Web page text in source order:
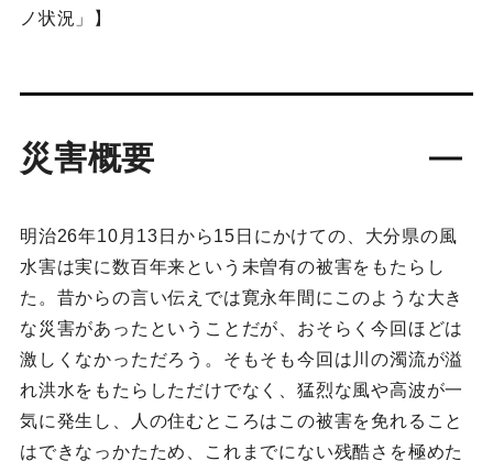
ノ状況」】
災害概要
明治26年10月13日から15日にかけての、大分県の風
水害は実に数百年来という未曽有の被害をもたらし
た。昔からの言い伝えでは寛永年間にこのような大き
な災害があったということだが、おそらく今回ほどは
激しくなかっただろう。そもそも今回は川の濁流が溢
れ洪水をもたらしただけでなく、猛烈な風や高波が一
気に発生し、人の住むところはこの被害を免れること
はできなっかたため、これまでにない残酷さを極めた